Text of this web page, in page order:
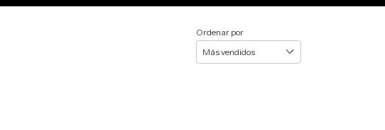
Ordenar por